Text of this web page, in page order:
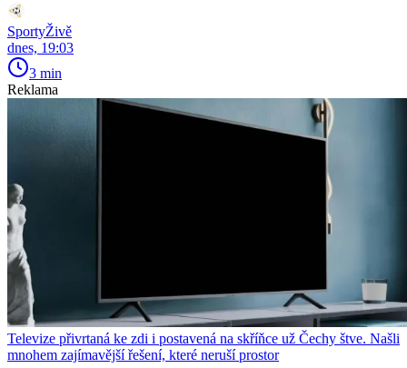
SportyŽivě
dnes, 19:03
3 min
Reklama
Televize přivrtaná ke zdi i postavená na skříňce už Čechy štve. Našli
mnohem zajímavější řešení, které neruší prostor